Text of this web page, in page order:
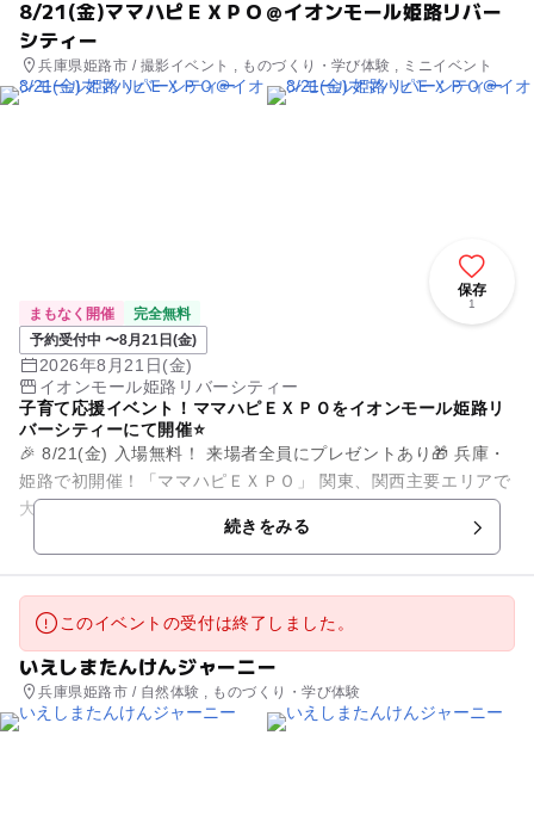
8/21(金)ママハピＥＸＰＯ＠イオンモール姫路リバー
シティー
兵庫県姫路市 / 撮影イベント , ものづくり・学び体験 , ミニイベント
保存
1
まもなく開催
完全無料
予約受付中 〜8月21日(金)
2026年8月21日(金)
イオンモール姫路リバーシティー
子育て応援イベント！ママハピＥＸＰＯをイオンモール姫路リ
バーシティーにて開催⭐
🎉 8/21(金) 入場無料！ 来場者全員にプレゼントあり🎁 兵庫・
姫路で初開催！「ママハピＥＸＰＯ」 関東、関西主要エリアで
続きをみる
このイベントの受付は終了しました。
いえしまたんけんジャーニー
兵庫県姫路市 / 自然体験 , ものづくり・学び体験